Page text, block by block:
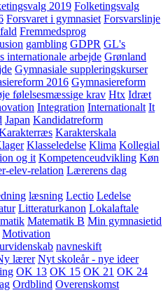
2019 Folketingsvalg
Forsvaret i gymnasiet Forsvarslinje
Fremmedsprog
gambling GDPR GL's
internationale arbejde Grønland
Gymnasiale suppleringskurser
2016 Gymnasiereform
følelsesmæssige krav Htx Idræt
Integration Internationalt It
Japan Kandidatreform
Karakterskala
Klasseledelse Klima Kollegial
og it Kompetenceudvikling Køn
elev-relation Lærerens dag
læsning Lectio Ledelse
Litteraturkanon Lokalaftale
Matematik B Min gymnasietid
Motivation
navneskift
lærer Nyt skoleår - nye ideer
OK 13 OK 15 OK 21 OK 24
Ordblind Overenskomst